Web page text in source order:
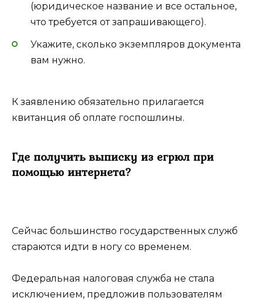
(юридическое название и все остальное,
что требуется от запрашивающего).
Укажите, сколько экземпляров документа
вам нужно.
К заявлению обязательно прилагается
квитанция об оплате госпошлины.
Где получить выписку из егрюл при
помощью интернета?
Сейчас большинство государственных служб
стараются идти в ногу со временем.
Федеральная налоговая служба не стала
исключением, предложив пользователям